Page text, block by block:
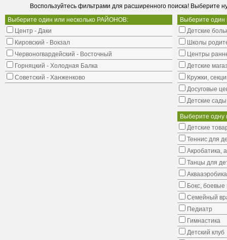
Воспользуйтесь фильтрами для расширенного поиска! Выберите
Выберите один или несколько РАЙОНОВ:
Центр - Даки
Кировский - Вокзал
Червоногвардейский - Восточный
Горняцкий - Холодная Балка
Советский - Ханженково
Выберите
Детские
Школы
Центры
Детские
Кружки,
Досуговые
Детские сады
Выберите одну
Детские
Теннис для
Акробатика,
Танцы для
Бокс, боевые
Семейный
Педиатр
Гимнастика
Детский клуб